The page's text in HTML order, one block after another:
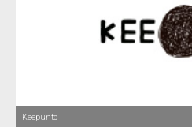
Keepunto